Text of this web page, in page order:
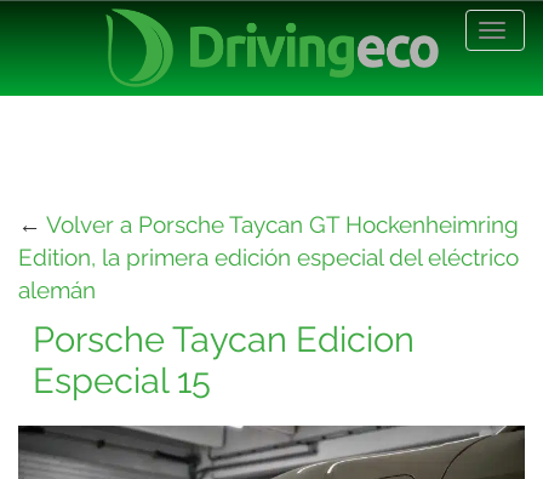
← Volver a Porsche Taycan GT Hockenheimring
Edition, la primera edición especial del eléctrico
alemán
Porsche Taycan Edicion
Especial 15